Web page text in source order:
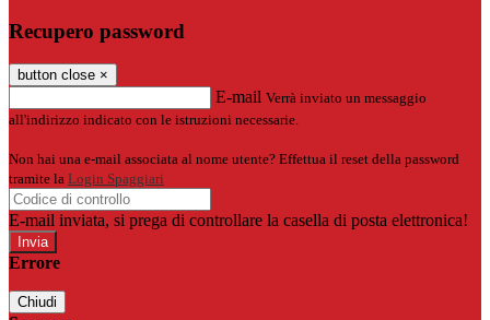
Recupero password
button close ×
E-mail Verrà inviato un messaggio
all'indirizzo indicato con le istruzioni necessarie.
Non hai una e-mail associata al nome utente? Effettua il reset della password
tramite la Login Spaggiari
E-mail inviata, si prega di controllare la casella di posta elettronica!
Errore
Chiudi